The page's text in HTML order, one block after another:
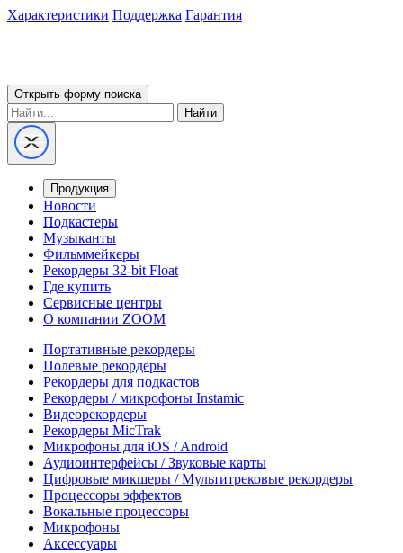
Характеристики Поддержка Гарантия
Открыть форму поиска
Найти
Продукция
Новости
Подкастеры
Музыканты
Фильммейкеры
Рекордеры 32-bit Float
Где купить
Сервисные центры
О компании ZOOM
Портативные рекордеры
Полевые рекордеры
Рекордеры для подкастов
Рекордеры / микрофоны Instamic
Видеорекордеры
Рекордеры MicTrak
Микрофоны для iOS / Android
Аудиоинтерфейсы / Звуковые карты
Цифровые микшеры / Мультитрековые рекордеры
Процессоры эффектов
Вокальные процессоры
Микрофоны
Аксессуары